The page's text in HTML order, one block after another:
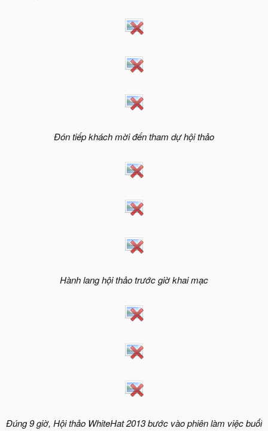
Đón tiếp khách mời đến tham dự hội thảo
Hành lang hội thảo trước giờ khai mạc
Đúng 9 giờ, Hội thảo WhiteHat 2013 bước vào phiên làm việc buổi